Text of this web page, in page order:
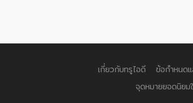
เกี่ยวกับทรูไอดี ข้อกำหนดแ
จุดหมายยอดนิย